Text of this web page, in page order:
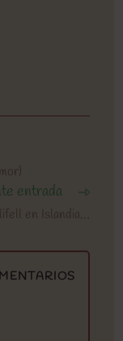
entrada
en Islandia…